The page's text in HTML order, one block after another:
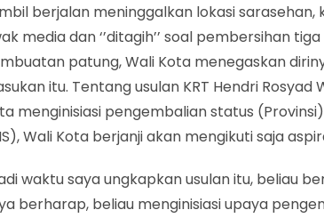
berjalan meninggalkan lokasi
media dan ‘’ditagih’’ soal pembersihan
patung, Wali Kota menegaskan
itu. Tentang usulan KRT Hendri Rosyad
menginisiasi pengembalian status
Wali Kota berjanji akan mengikuti saja
waktu saya ungkapkan usulan itu, beliau
berharap, beliau menginisiasi upaya